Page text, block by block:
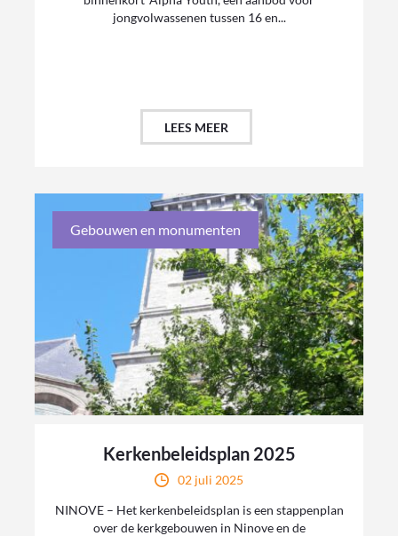
jongvolwassenen tussen 16 en...
LEES MEER
Gebouwen en monumenten
Kerkenbeleidsplan 2025
02 juli 2025
NINOVE – Het kerkenbeleidsplan is een stappenplan
over de kerkgebouwen in Ninove en de